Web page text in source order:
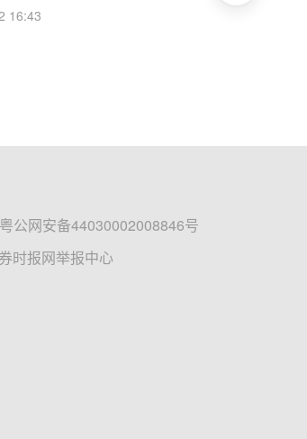
16:43
粤公网安备44030002008846号
时报网举报中心